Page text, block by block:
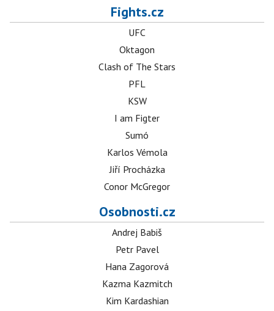
Fights.cz
UFC
Oktagon
Clash of The Stars
PFL
KSW
I am Figter
Sumó
Karlos Vémola
Jiří Procházka
Conor McGregor
Osobnosti.cz
Andrej Babiš
Petr Pavel
Hana Zagorová
Kazma Kazmitch
Kim Kardashian